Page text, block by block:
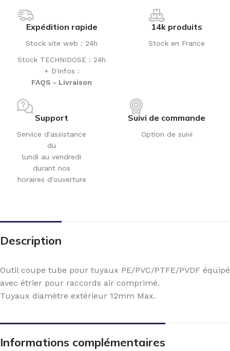
Expédition rapide
Stock site web : 24h
Stock TECHNIDOSE : 24h
+ D'infos :
FAQS - Livraison
14k produits
Stock en France
Support
Service d'assistance
du
lundi au vendredi
durant nos
horaires d'ouverture
Suivi de commande
Option de suivi
Description
Outil coupe tube pour tuyaux PE/PVC/PTFE/PVDF équipé
avec étrier pour raccords air comprimé.
Tuyaux diamètre extérieur 12mm Max.
Informations complémentaires